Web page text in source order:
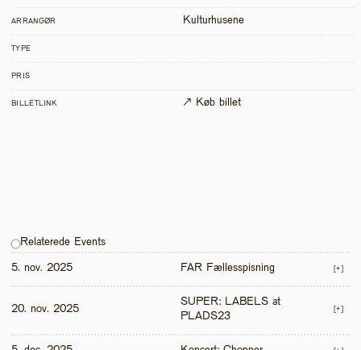
ARRANGØR Kulturhusene
TYPE
PRIS
BILLETLINK ↗ Køb billet
Relaterede Events
5. nov. 2025 FAR Fællesspisning [+]
20. nov. 2025
SUPER: LABELS at
PLADS23
[+]